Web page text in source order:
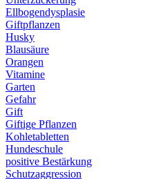
Ellbogendysplasie
Giftpflanzen
Husky
Blausäure
Orangen
Vitamine
Garten
Gefahr
Gift
Giftige Pflanzen
Kohletabletten
Hundeschule
positive Bestärkung
Schutzaggression